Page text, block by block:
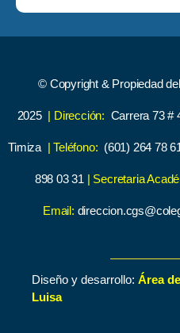
© Copyright & Propiedad
2025 | Dirección: Carrera 73 #
Timiza | Teléfono: (601) 264 78
898 03 31 | Secretaria
Email:
Diseño y desarrollo: Área
Luisa